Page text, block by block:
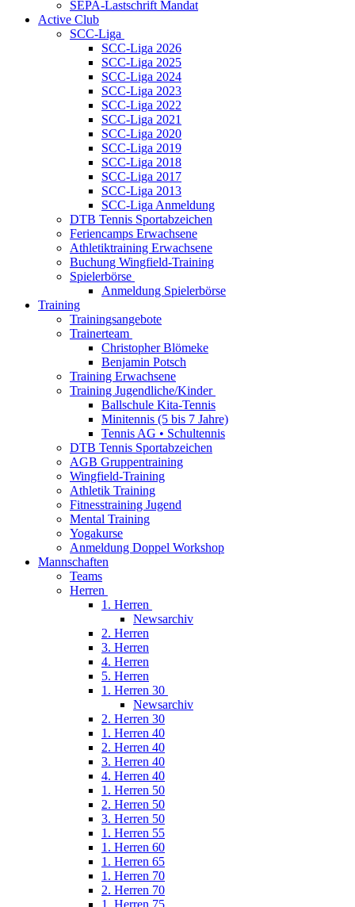
SEPA-Lastschrift Mandat
Active Club
SCC-Liga
SCC-Liga 2026
SCC-Liga 2025
SCC-Liga 2024
SCC-Liga 2023
SCC-Liga 2022
SCC-Liga 2021
SCC-Liga 2020
SCC-Liga 2019
SCC-Liga 2018
SCC-Liga 2017
SCC-Liga 2013
SCC-Liga Anmeldung
DTB Tennis Sportabzeichen
Feriencamps Erwachsene
Athletiktraining Erwachsene
Buchung Wingfield-Training
Spielerbörse
Anmeldung Spielerbörse
Training
Trainingsangebote
Trainerteam
Christopher Blömeke
Benjamin Potsch
Training Erwachsene
Training Jugendliche/Kinder
Ballschule Kita-Tennis
Minitennis (5 bis 7 Jahre)
Tennis AG • Schultennis
DTB Tennis Sportabzeichen
AGB Gruppentraining
Wingfield-Training
Athletik Training
Fitnesstraining Jugend
Mental Training
Yogakurse
Anmeldung Doppel Workshop
Mannschaften
Teams
Herren
1. Herren
Newsarchiv
2. Herren
3. Herren
4. Herren
5. Herren
1. Herren 30
Newsarchiv
2. Herren 30
1. Herren 40
2. Herren 40
3. Herren 40
4. Herren 40
1. Herren 50
2. Herren 50
3. Herren 50
1. Herren 55
1. Herren 60
1. Herren 65
1. Herren 70
2. Herren 70
1. Herren 75